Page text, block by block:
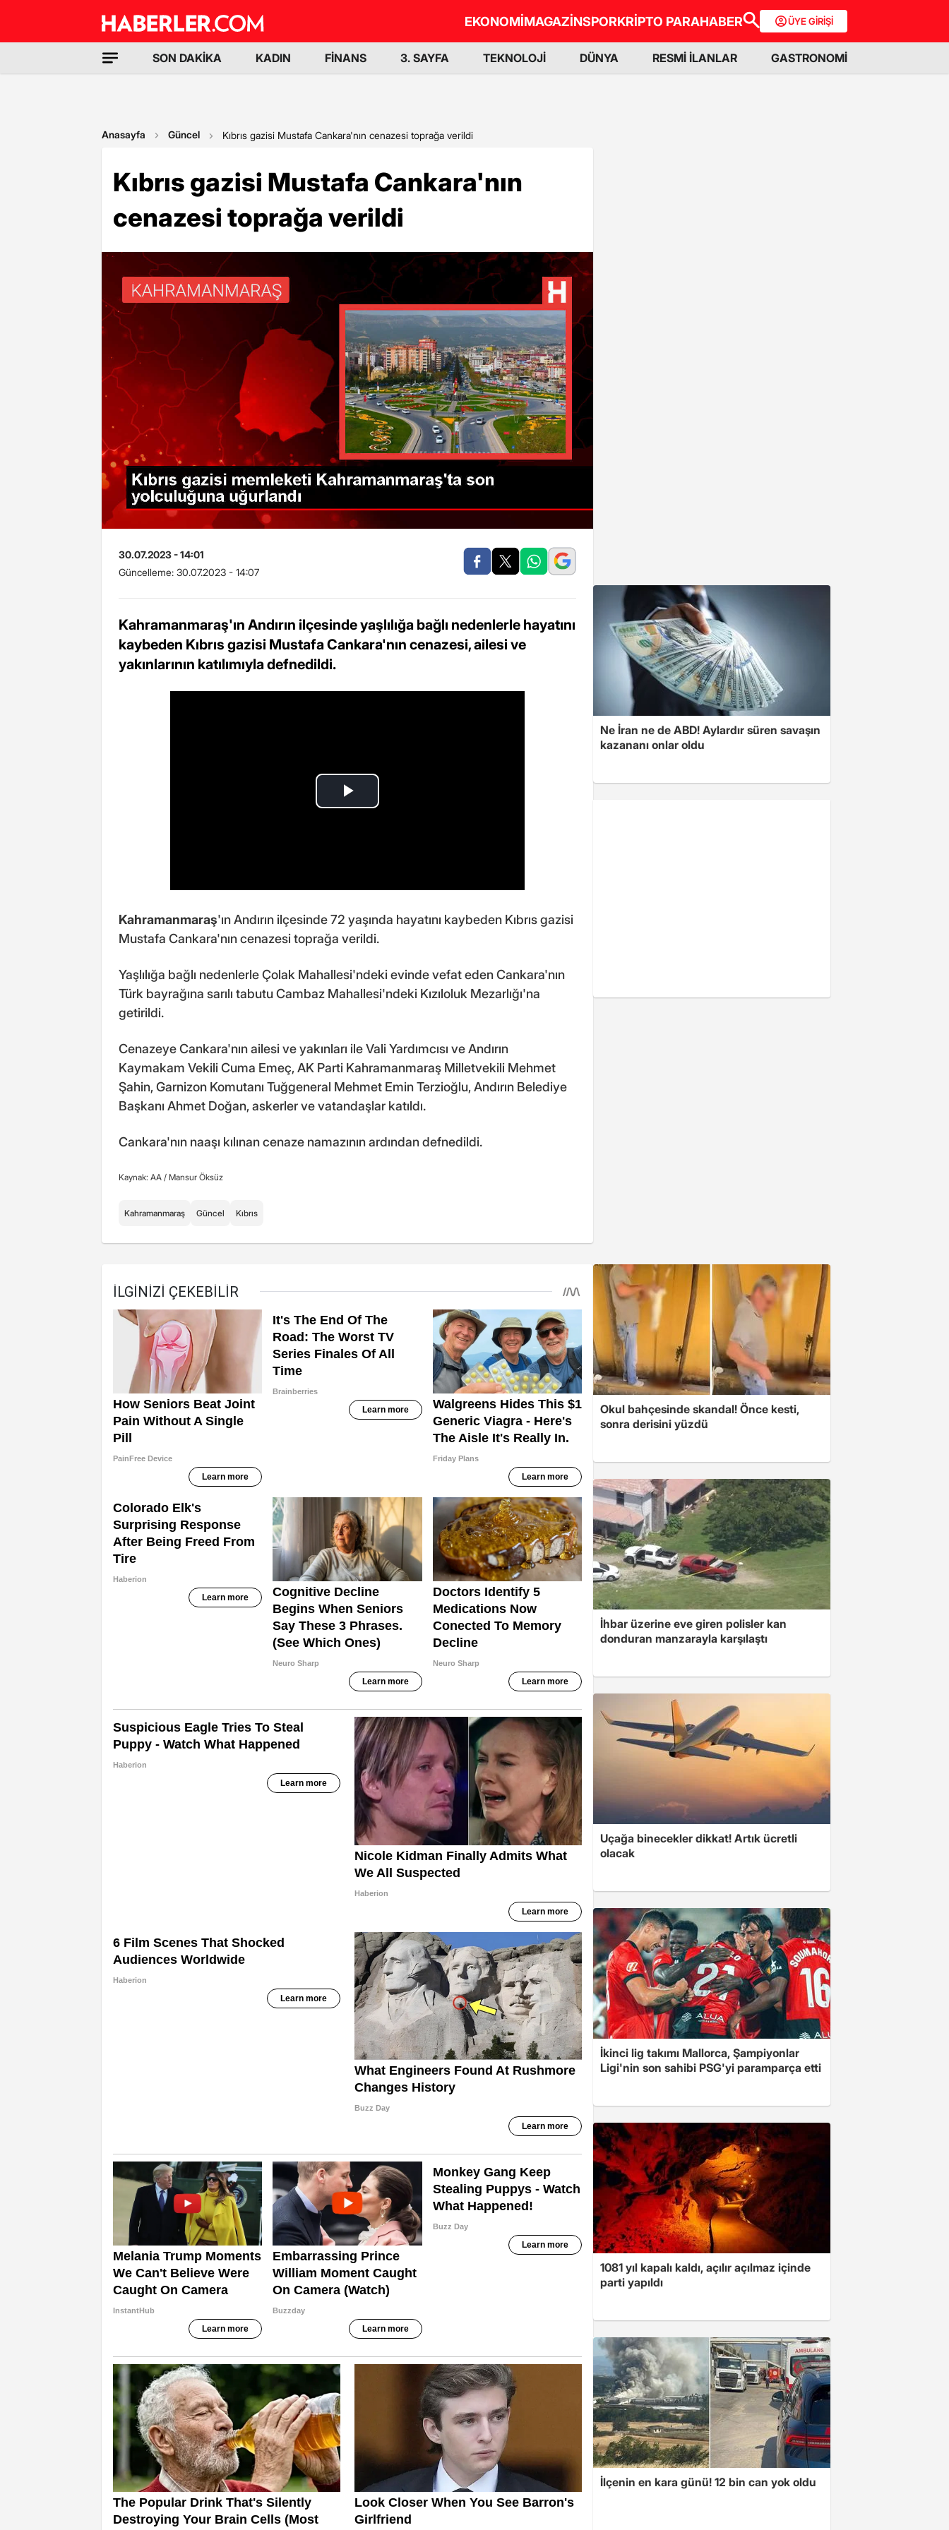
EKONOMİMAGAZİNSPORKRİPTO PARAHABER ÜYE GİRİŞİ
SON DAKİKA KADIN FİNANS 3. SAYFA TEKNOLOJİ DÜNYA RESMİ İLANLAR GASTRONOMİ
Anasayfa Güncel Kıbrıs gazisi Mustafa Cankara'nın cenazesi toprağa verildi
Kıbrıs gazisi Mustafa Cankara'nın
cenazesi toprağa verildi
30.07.2023 - 14:01
Güncelleme: 30.07.2023 - 14:07
Kahramanmaraş'ın Andırın ilçesinde yaşlılığa bağlı nedenlerle hayatını
kaybeden Kıbrıs gazisi Mustafa Cankara'nın cenazesi, ailesi ve
yakınlarının katılımıyla defnedildi.
Kahramanmaraş'ın Andırın ilçesinde 72 yaşında hayatını kaybeden Kıbrıs gazisi
Mustafa Cankara'nın cenazesi toprağa verildi.
Yaşlılığa bağlı nedenlerle Çolak Mahallesi'ndeki evinde vefat eden Cankara'nın
Türk bayrağına sarılı tabutu Cambaz Mahallesi'ndeki Kızıloluk Mezarlığı'na
getirildi.
Cenazeye Cankara'nın ailesi ve yakınları ile Vali Yardımcısı ve Andırın
Kaymakam Vekili Cuma Emeç, AK Parti Kahramanmaraş Milletvekili Mehmet
Şahin, Garnizon Komutanı Tuğgeneral Mehmet Emin Terzioğlu, Andırın Belediye
Başkanı Ahmet Doğan, askerler ve vatandaşlar katıldı.
Cankara'nın naaşı kılınan cenaze namazının ardından defnedildi.
Kaynak: AA / Mansur Öksüz
Kahramanmaraş Güncel Kıbrıs
Ne İran ne de ABD! Aylardır süren savaşın
kazananı onlar oldu
Okul bahçesinde skandal! Önce kesti,
sonra derisini yüzdü
İhbar üzerine eve giren polisler kan
donduran manzarayla karşılaştı
Uçağa binecekler dikkat! Artık ücretli
olacak
İkinci lig takımı Mallorca, Şampiyonlar
Ligi'nin son sahibi PSG'yi paramparça etti
1081 yıl kapalı kaldı, açılır açılmaz içinde
parti yapıldı
İlçenin en kara günü! 12 bin can yok oldu